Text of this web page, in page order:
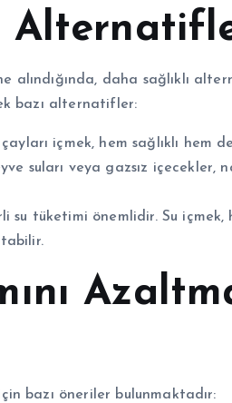
alındığında, daha sağlıklı
bazı alternatifler:
içmek, hem sağlıklı hem
suları veya gazsız
su tüketimi önemlidir. Su içmek,
bazı öneriler bulunmaktadır: